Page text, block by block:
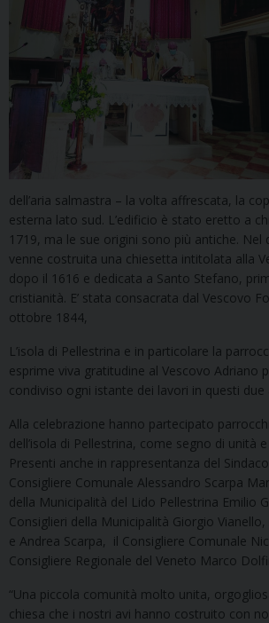
dell’aria salmastra – la volta affrescata, la
esterna lato sud. L’edificio è stato eretto a
1719, ma le sue origini sono più antiche. Nel
venne costruita una chiesetta intitolata alla
dopo il 1616 e dedicata a Santo Stefano,
cristianità. E’ stata consacrata dal Vescovo
ottobre 1844,
L’isola di Pellestrina e in particolare la
esprime viva gratitudine al Vescovo Adriano
condiviso ogni istante dei lavori in questi due
Alla celebrazione hanno partecipato
dell’isola di Pellestrina, come segno di unità
Presenti anche in rappresentanza del
Consigliere Comunale Alessandro Scarpa
della Municipalità del Lido Pellestrina Emilio
Consiglieri della Municipalità Giorgio
e Andrea Scarpa, il Consigliere Comunale
Consigliere Regionale del Veneto Marco
“Una piccola comunità molto unita,
chiesa che i nostri avi hanno costruito con